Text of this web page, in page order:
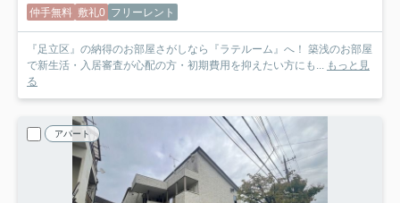
仲手無料 敷礼0 フリーレント
『足立区』の納得のお部屋さがしなら『ラテルーム』へ！ 築浅のお部屋
で新生活・入居審査が心配の方・初期費用を抑えたい方にも... もっと見
る
アパート